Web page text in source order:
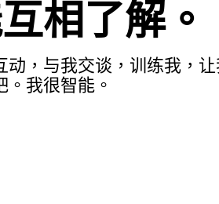
相了解。
动，与我交谈，训练我，
。我很智能。